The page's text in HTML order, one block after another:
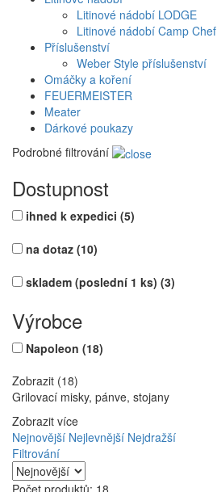
Litinové nádobí LODGE
Litinové nádobí Camp Chef
Příslušenství
Weber Style příslušenství
Omáčky a koření
FEUERMEISTER
Meater
Dárkové poukazy
Podrobné filtrování
Dostupnost
ihned k expedici (5)
na dotaz (10)
skladem (poslední 1 ks) (3)
Výrobce
Napoleon (18)
Zobrazit (18)
Grilovací misky, pánve, stojany
Zobrazit více
Nejnovější Nejlevnější Nejdražší
Filtrování